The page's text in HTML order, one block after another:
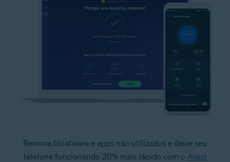
Remova bloatware e apps não utilizados e deixe seu
telefone funcionando 20% mais rápido com o Avast